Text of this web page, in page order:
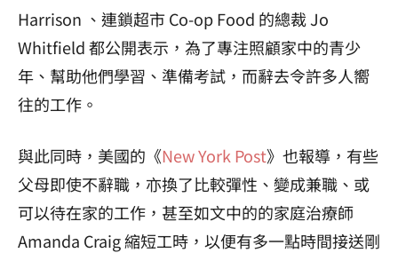
Harrison 、連鎖超市 Co-op Food 的總裁 Jo
Whitfield 都公開表示，為了專注照顧家中的青少
年、幫助他們學習、準備考試，而辭去令許多人嚮
往的工作。
與此同時，美國的《New York Post》也報導，有些
父母即使不辭職，亦換了比較彈性、變成兼職、或
可以待在家的工作，甚至如文中的的家庭治療師
Amanda Craig 縮短工時，以便有多一點時間接送剛